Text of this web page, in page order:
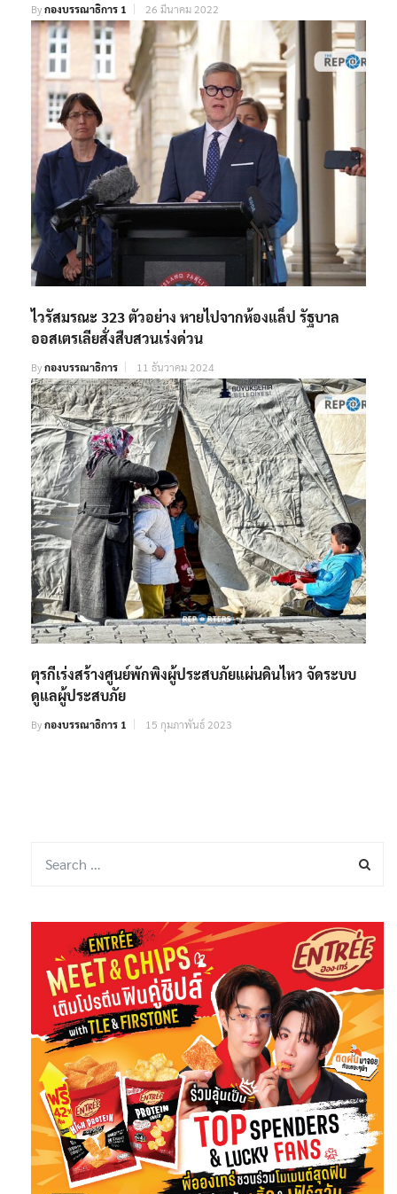
Byกองบรรณาธิการ 1 26 มีนาคม 2022
ไวรัสมรณะ 323 ตัวอย่าง หายไปจากห้องแล็ป รัฐบาล
ออสเตรเลียสั่งสืบสวนเร่งด่วน
Byกองบรรณาธิการ 11 ธันวาคม 2024
ตุรกีเร่งสร้างศูนย์พักพิงผู้ประสบภัยแผ่นดินไหว จัดระบบ
ดูแลผู้ประสบภัย
Byกองบรรณาธิการ 1 15 กุมภาพันธ์ 2023